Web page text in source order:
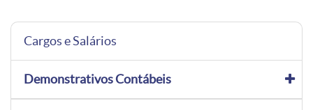
Cargos e Salários
Demonstrativos Contábeis